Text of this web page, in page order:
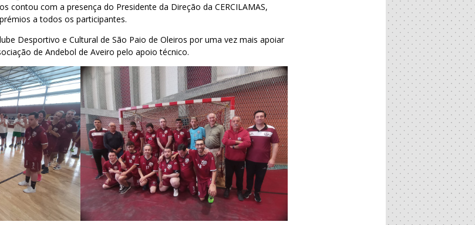
contou com a presença do Presidente da Direção da CERCILAMAS,
a todos os participantes.
Desportivo e Cultural de São Paio de Oleiros por uma vez mais apoiar
de Andebol de Aveiro pelo apoio técnico.